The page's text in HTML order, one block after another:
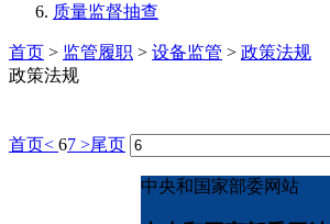
质量监督抽查
首页 > 监管履职 > 设备监管 > 政策法规
政策法规
首页< 67 >尾页
中央和国家部委网站